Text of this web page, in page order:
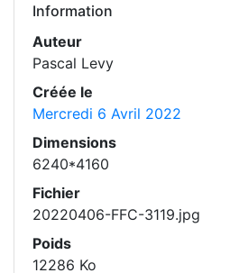
Information
Auteur
Pascal Levy
Créée le
Mercredi 6 Avril 2022
Dimensions
6240*4160
Fichier
20220406-FFC-3119.jpg
Poids
12286 Ko